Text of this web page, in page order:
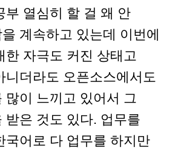
부 열심히 할 걸 왜 안
계속하고 있는데 이번에
한 자극도 커진 상태고
니더라도 오픈소스에서도
많이 느끼고 있어서 그
받은 것도 있다. 업무를
국어로 다 업무를 하지만